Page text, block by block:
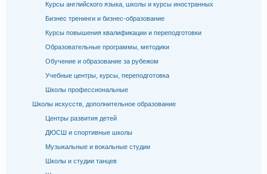
Курсы английского языка, школы и курсы иностранных
Бизнес тренинги и бизнес-образование
Курсы повышения квалификации и переподготовки
Образовательные программы, методики
Обучение и образование за рубежом
Учебные центры, курсы, переподготовка
Школы профессиональные
Школы искусств, дополнительное образование
Центры развития детей
ДЮСШ и спортивные школы
Музыкальные и вокальные студии
Школы и студии танцев